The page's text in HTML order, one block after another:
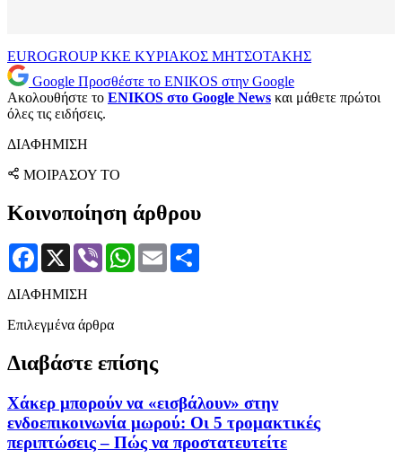
EUROGROUPΚΚΕ ΚΥΡΙΑΚΟΣ ΜΗΤΣΟΤΑΚΗΣ
Google Προσθέστε το ENIKOS στην Google
Ακολουθήστε το ENIKOS στο Google News και μάθετε πρώτοι
όλες τις ειδήσεις.
ΔΙΑΦΗΜΙΣΗ
ΜΟΙΡΑΣΟΥ ΤΟ
Κοινοποίηση άρθρου
Facebook
X Viber WhatsApp
Email
ΔΙΑΦΗΜΙΣΗ
Επιλεγμένα άρθρα
Διαβάστε επίσης
Χάκερ μπορούν να «εισβάλουν» στην
ενδοεπικοινωνία μωρού: Οι 5 τρομακτικές
περιπτώσεις – Πώς να προστατευτείτε